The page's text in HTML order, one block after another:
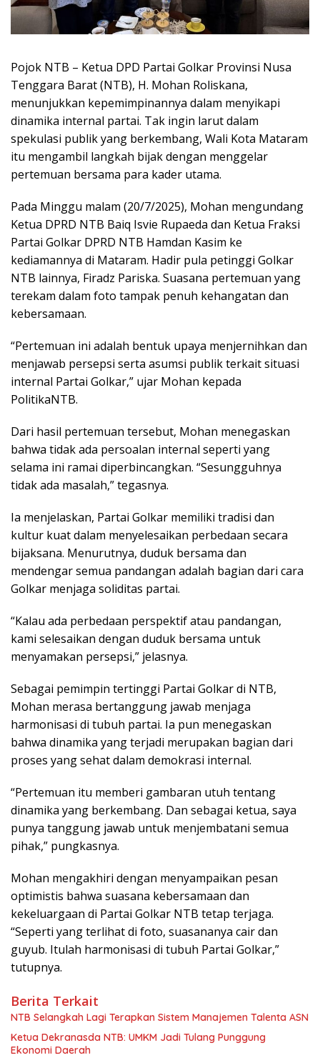
Pojok NTB – Ketua DPD Partai Golkar Provinsi Nusa
Tenggara Barat (NTB), H. Mohan Roliskana,
menunjukkan kepemimpinannya dalam menyikapi
dinamika internal partai. Tak ingin larut dalam
spekulasi publik yang berkembang, Wali Kota Mataram
itu mengambil langkah bijak dengan menggelar
pertemuan bersama para kader utama.
Pada Minggu malam (20/7/2025), Mohan mengundang
Ketua DPRD NTB Baiq Isvie Rupaeda dan Ketua Fraksi
Partai Golkar DPRD NTB Hamdan Kasim ke
kediamannya di Mataram. Hadir pula petinggi Golkar
NTB lainnya, Firadz Pariska. Suasana pertemuan yang
terekam dalam foto tampak penuh kehangatan dan
kebersamaan.
“Pertemuan ini adalah bentuk upaya menjernihkan dan
menjawab persepsi serta asumsi publik terkait situasi
internal Partai Golkar,” ujar Mohan kepada
PolitikaNTB.
Dari hasil pertemuan tersebut, Mohan menegaskan
bahwa tidak ada persoalan internal seperti yang
selama ini ramai diperbincangkan. “Sesungguhnya
tidak ada masalah,” tegasnya.
Ia menjelaskan, Partai Golkar memiliki tradisi dan
kultur kuat dalam menyelesaikan perbedaan secara
bijaksana. Menurutnya, duduk bersama dan
mendengar semua pandangan adalah bagian dari cara
Golkar menjaga soliditas partai.
“Kalau ada perbedaan perspektif atau pandangan,
kami selesaikan dengan duduk bersama untuk
menyamakan persepsi,” jelasnya.
Sebagai pemimpin tertinggi Partai Golkar di NTB,
Mohan merasa bertanggung jawab menjaga
harmonisasi di tubuh partai. Ia pun menegaskan
bahwa dinamika yang terjadi merupakan bagian dari
proses yang sehat dalam demokrasi internal.
“Pertemuan itu memberi gambaran utuh tentang
dinamika yang berkembang. Dan sebagai ketua, saya
punya tanggung jawab untuk menjembatani semua
pihak,” pungkasnya.
Mohan mengakhiri dengan menyampaikan pesan
optimistis bahwa suasana kebersamaan dan
kekeluargaan di Partai Golkar NTB tetap terjaga.
“Seperti yang terlihat di foto, suasananya cair dan
guyub. Itulah harmonisasi di tubuh Partai Golkar,”
tutupnya.
Berita Terkait
NTB Selangkah Lagi Terapkan Sistem Manajemen Talenta ASN
Ketua Dekranasda NTB: UMKM Jadi Tulang Punggung
Ekonomi Daerah